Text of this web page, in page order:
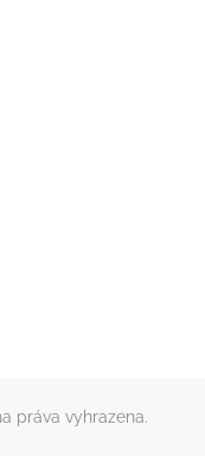
práva vyhrazena.